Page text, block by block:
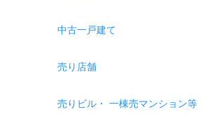
中古一戸建て
売り店舗
売りビル・ 一棟売マンション等